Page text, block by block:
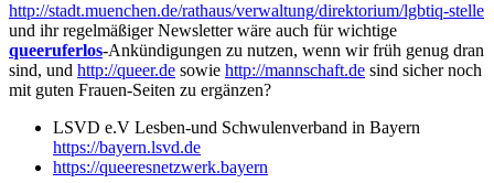
http://stadt.muenchen.de/rathaus/verwaltung/direktorium/lgbtiq-stelle
und ihr regelmäßiger Newsletter wäre auch für wichtige
queeruferlos-Ankündigungen zu nutzen, wenn wir früh genug dran
sind, und http://queer.de sowie http://mannschaft.de sind sicher noch
mit guten Frauen-Seiten zu ergänzen?
LSVD e.V Lesben-und Schwulenverband in Bayern
https://bayern.lsvd.de
https://queeresnetzwerk.bayern